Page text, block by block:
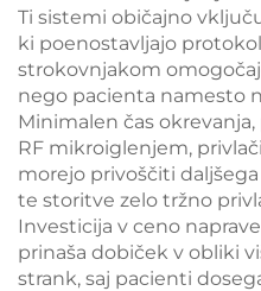
Ti sistemi običajno
ki poenostavljajo
strokovnjakom
nego pacienta namesto
Minimalen čas
RF mikroiglenjem,
morejo privoščiti
te storitve zelo tržno
Investicija v ceno
prinaša dobiček v obliki
strank, saj pacienti